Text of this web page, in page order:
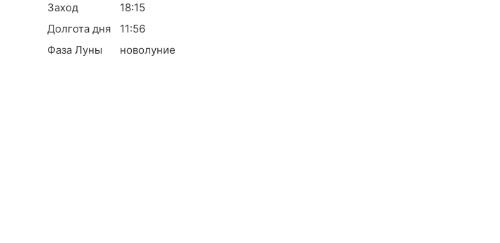
Заход
18:15
Долгота дня
11:56
Фаза Луны
новолуние